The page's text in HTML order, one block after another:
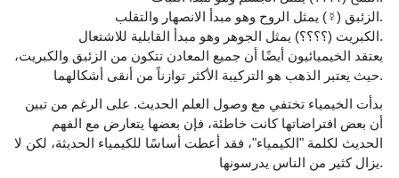
الزئبق (☿) يمثل الروح وهو مبدأ الانصهار والتقلب.
الكبريت (؟؟؟؟) يمثل الجوهر وهو مبدأ القابلية للاشتعال.
يعتقد الخيميائيون أيضًا أن جميع المعادن تتكون من الزئبق والكبريت،
حيث يعتبر الذهب هو التركيبة الأكثر توازناً من أنقى أشكالهما.
بدأت الخيمياء تختفي مع وصول العلم الحديث. على الرغم من تبين
أن بعض افتراضاتها كانت خاطئة، فإن بعضها يتعارض مع الفهم
الحديث لكلمة "الكيمياء"، فقد أعطت أساسًا للكيمياء الحديثة، لكن لا
يزال كثير من الناس يدرسونها.